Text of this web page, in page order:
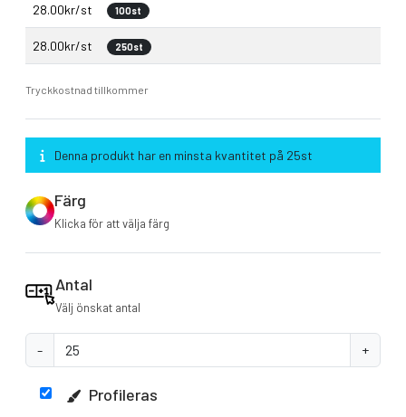
28.00kr/st 100st
28.00kr/st 250st
Tryckkostnad tillkommer
Denna produkt har en minsta kvantitet på 25st
Färg
Klicka för att välja färg
Antal
Välj önskat antal
- +
Profileras